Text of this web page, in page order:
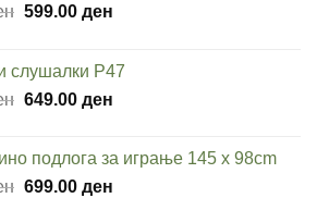
Original
999.00 ден.
599.00 денCurrent
599.00 ден.
слушалки P47
Original
949.00 ден.
649.00 денCurrent
649.00 ден.
подлога за играње 145 x 98cm
Original
699.00 денCurrent